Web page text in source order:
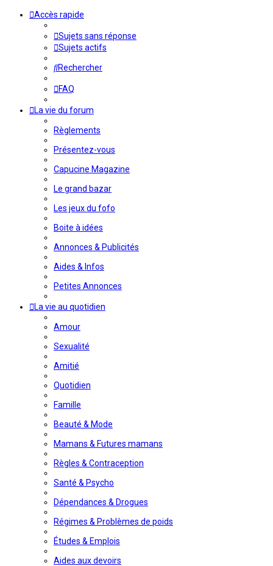
Accès rapide
Sujets sans réponse
Sujets actifs
Rechercher
FAQ
La vie du forum
Règlements
Présentez-vous
Capucine Magazine
Le grand bazar
Les jeux du fofo
Boite à idées
Annonces & Publicités
Aides & Infos
Petites Annonces
La vie au quotidien
Amour
Sexualité
Amitié
Quotidien
Famille
Beauté & Mode
Mamans & Futures mamans
Règles & Contraception
Santé & Psycho
Dépendances & Drogues
Régimes & Problèmes de poids
Études & Emplois
Aides aux devoirs